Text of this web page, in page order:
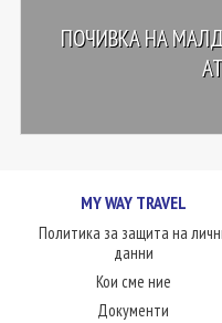
ЛЮБОПИТНО
КОНТАКТИ
ПОЧИВКА НА
MY WAY TRAVEL
Политика за защита на
данни
Кои сме ние
Документи